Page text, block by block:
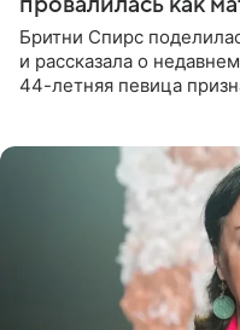
Бритни Спирс
и рассказала о
44-летняя певица